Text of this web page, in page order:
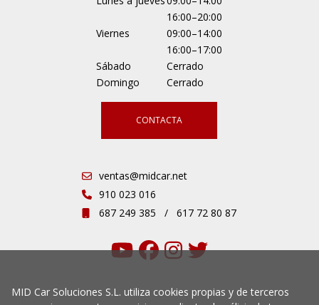
16:00–20:00
Viernes
09:00–14:00
16:00–17:00
Sábado
Cerrado
Domingo
Cerrado
CONTACTA
ventas@midcar.net
910 023 016
687 249 385
/ 617 72 80 87
MID Car Soluciones S.L. utiliza cookies propias y de terceros